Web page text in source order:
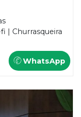
| Churrasqueira
WhatsApp